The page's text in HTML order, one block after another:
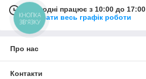
Сьогодні працює з 10:00 до 17:00
Показати весь графік роботи
Про нас
Контакти
КНОПКА
ЗВ'ЯЗКУ